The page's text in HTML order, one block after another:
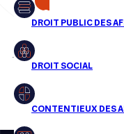
Droit public des
Droit social
Droit immobilier
Restructuring
jour
Aucun résultats pour cette